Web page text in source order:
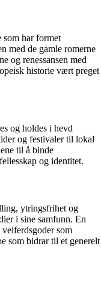
som har formet
med de gamle romerne
og renessansen med
historie vært preget
og holdes i hevd
og festivaler til lokal
til å binde
og identitet.
ytringsfrihet og
i sine samfunn. En
som
som bidrar til et generelt